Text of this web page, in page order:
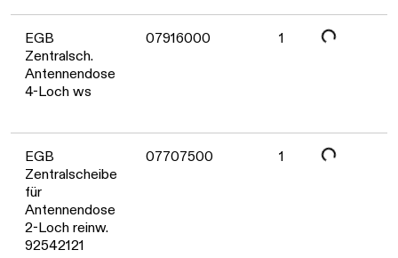
EGB
Zentralsch.
Antennendose
4-Loch ws
07916000 1
Daten werden geladen. Bitte warten...
EGB
Zentralscheibe
für
Antennendose
2-Loch reinw.
92542121
07707500 1
Daten werden geladen. Bitte warten...